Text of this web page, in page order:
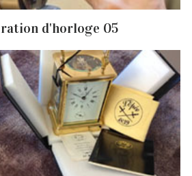
d'horloge 05